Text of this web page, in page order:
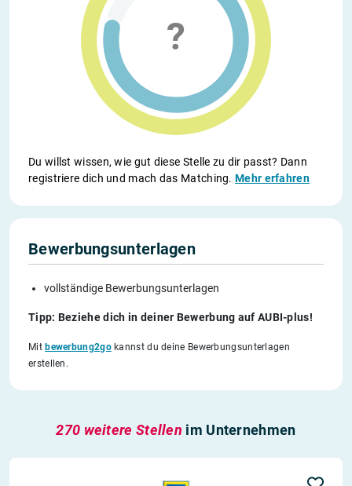
Du willst wissen, wie gut diese Stelle zu dir passt? Dann
registriere dich und mach das Matching.Mehr erfahren
Bewerbungsunterlagen
vollständige Bewerbungsunterlagen
Tipp: Beziehe dich in deiner Bewerbung auf AUBI-plus!
Mitbewerbung2gokannst du deine Bewerbungsunterlagen
erstellen.
270 weitere Stellen im Unternehmen